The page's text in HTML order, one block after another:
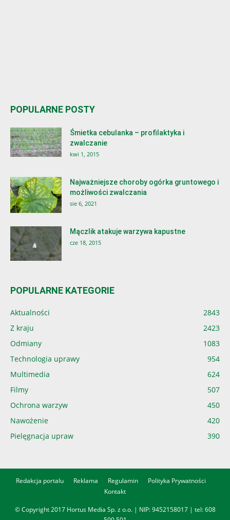
POPULARNE POSTY
Śmietka cebulanka – profilaktyka i
zwalczanie
kwi 1, 2015
Najważniejsze choroby ogórka gruntowego i
możliwości zwalczania
sie 6, 2021
Mączlik atakuje warzywa kapustne
cze 18, 2015
POPULARNE KATEGORIE
Aktualności
2843
Z kraju
2423
Odmiany
1083
Technologia uprawy
954
Multimedia
624
Filmy
507
Ochrona warzyw
450
Nawożenie
420
Pielęgnacja upraw
390
Redakcja portalu Reklama Regulamin
Polityka Prywatności
Kontakt
© Copyright 2017 Hortus Media Sp. z o.o. | NIP: 9452158017 | tel:608